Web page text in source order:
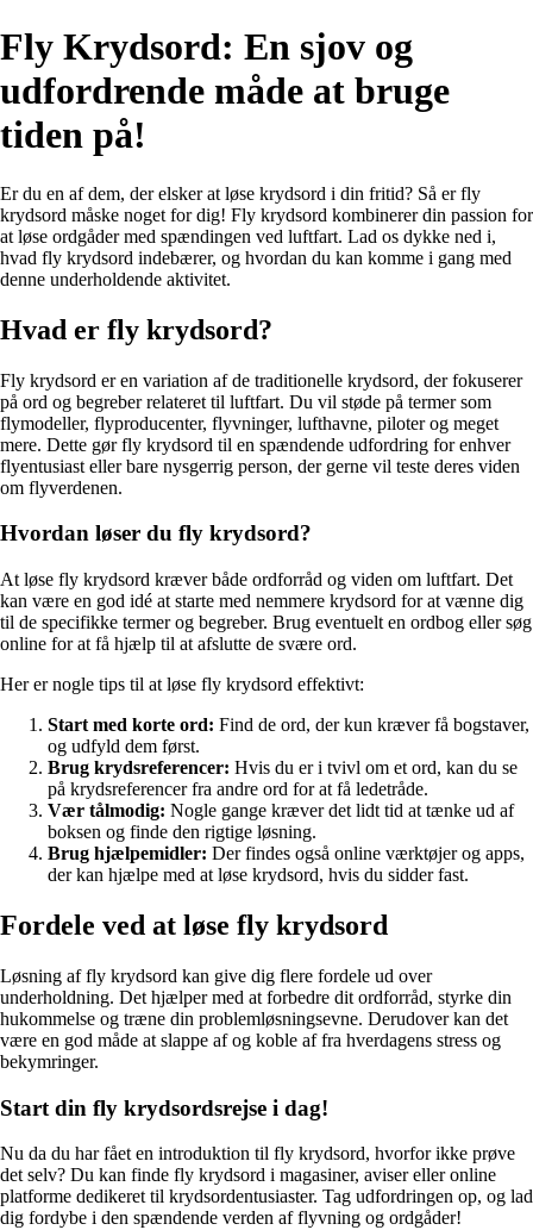
Fly Krydsord: En sjov og
udfordrende måde at bruge
tiden på!
Er du en af dem, der elsker at løse krydsord i din fritid? Så er fly
krydsord måske noget for dig! Fly krydsord kombinerer din passion for
at løse ordgåder med spændingen ved luftfart. Lad os dykke ned i,
hvad fly krydsord indebærer, og hvordan du kan komme i gang med
denne underholdende aktivitet.
Hvad er fly krydsord?
Fly krydsord er en variation af de traditionelle krydsord, der fokuserer
på ord og begreber relateret til luftfart. Du vil støde på termer som
flymodeller, flyproducenter, flyvninger, lufthavne, piloter og meget
mere. Dette gør fly krydsord til en spændende udfordring for enhver
flyentusiast eller bare nysgerrig person, der gerne vil teste deres viden
om flyverdenen.
Hvordan løser du fly krydsord?
At løse fly krydsord kræver både ordforråd og viden om luftfart. Det
kan være en god idé at starte med nemmere krydsord for at vænne dig
til de specifikke termer og begreber. Brug eventuelt en ordbog eller søg
online for at få hjælp til at afslutte de svære ord.
Her er nogle tips til at løse fly krydsord effektivt:
Start med korte ord: Find de ord, der kun kræver få bogstaver,
og udfyld dem først.
Brug krydsreferencer: Hvis du er i tvivl om et ord, kan du se
på krydsreferencer fra andre ord for at få ledetråde.
Vær tålmodig: Nogle gange kræver det lidt tid at tænke ud af
boksen og finde den rigtige løsning.
Brug hjælpemidler: Der findes også online værktøjer og apps,
der kan hjælpe med at løse krydsord, hvis du sidder fast.
Fordele ved at løse fly krydsord
Løsning af fly krydsord kan give dig flere fordele ud over
underholdning. Det hjælper med at forbedre dit ordforråd, styrke din
hukommelse og træne din problemløsningsevne. Derudover kan det
være en god måde at slappe af og koble af fra hverdagens stress og
bekymringer.
Start din fly krydsordsrejse i dag!
Nu da du har fået en introduktion til fly krydsord, hvorfor ikke prøve
det selv? Du kan finde fly krydsord i magasiner, aviser eller online
platforme dedikeret til krydsordentusiaster. Tag udfordringen op, og lad
dig fordybe i den spændende verden af flyvning og ordgåder!